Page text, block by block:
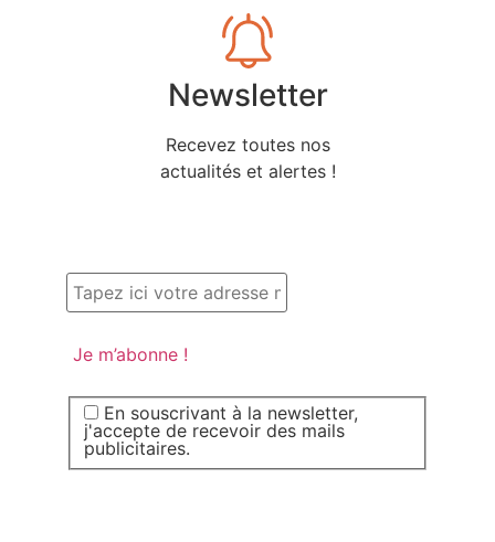
Newsletter
Recevez toutes nos
actualités et alertes !
En souscrivant à la newsletter,
j'accepte de recevoir des mails
publicitaires.